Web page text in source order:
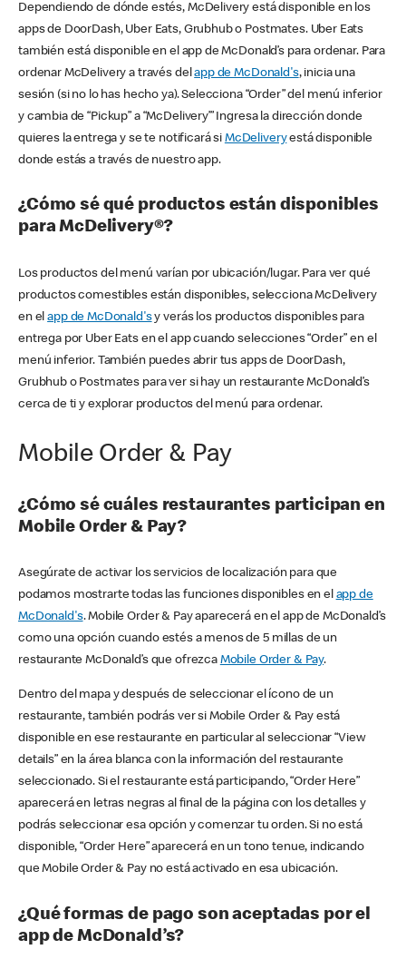
Dependiendo de dónde estés, McDelivery está disponible en los
apps de DoorDash, Uber Eats, Grubhub o Postmates. Uber Eats
también está disponible en el app de McDonald’s para ordenar. Para
ordenar McDelivery a través delapp de McDonald's, inicia una
sesión (si no lo has hecho ya). Selecciona “Order” del menú inferior
y cambia de “Pickup” a “McDelivery’” Ingresa la dirección donde
quieres la entrega y se te notificará si McDeliveryestá disponible
donde estás a través de nuestro app.
¿Cómo sé qué productos están disponibles
para McDelivery®?
Los productos del menú varían por ubicación/lugar. Para ver qué
productos comestibles están disponibles, selecciona McDelivery
en elapp de McDonald'sy verás los productos disponibles para
entrega por Uber Eats en el app cuando selecciones “Order” en el
menú inferior. También puedes abrir tus apps de DoorDash,
Grubhub o Postmates para ver si hay un restaurante McDonald’s
cerca de ti y explorar productos del menú para ordenar.
Mobile Order & Pay
¿Cómo sé cuáles restaurantes participan en
Mobile Order & Pay?
Asegúrate de activar los servicios de localización para que
podamos mostrarte todas las funciones disponibles en el app de
McDonald's. Mobile Order & Pay aparecerá en el app de McDonald’s
como una opción cuando estés a menos de 5 millas de un
restaurante McDonald’s que ofrezca Mobile Order & Pay.
Dentro del mapa y después de seleccionar el ícono de un
restaurante, también podrás ver si Mobile Order & Pay está
disponible en ese restaurante en particular al seleccionar “View
details” en la área blanca con la información del restaurante
seleccionado. Si el restaurante está participando, “Order Here”
aparecerá en letras negras al final de la página con los detalles y
podrás seleccionar esa opción y comenzar tu orden. Si no está
disponible, “Order Here” aparecerá en un tono tenue, indicando
que Mobile Order & Pay no está activado en esa ubicación.
¿Qué formas de pago son aceptadas por el
app de McDonald’s?